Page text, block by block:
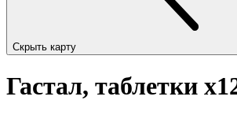
Скрыть карту
Гастал, таблетки